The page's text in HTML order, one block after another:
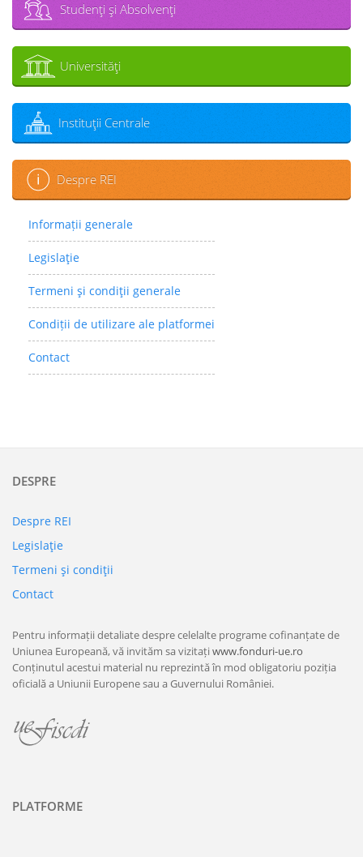
Studenţi şi Absolvenţi
Universităţi
Instituţii Centrale
Despre REI
Informații generale
Legislaţie
Termeni şi condiţii generale
Condiții de utilizare ale platformei
Contact
DESPRE
Despre REI
Legislaţie
Termeni şi condiţii
Contact
Pentru informații detaliate despre celelalte programe cofinanțate de
Uniunea Europeană, vă invităm sa vizitațiwww.fonduri-ue.ro
Conținutul acestui material nu reprezintă în mod obligatoriu poziția
oficială a Uniunii Europene sau a Guvernului României.
PLATFORME